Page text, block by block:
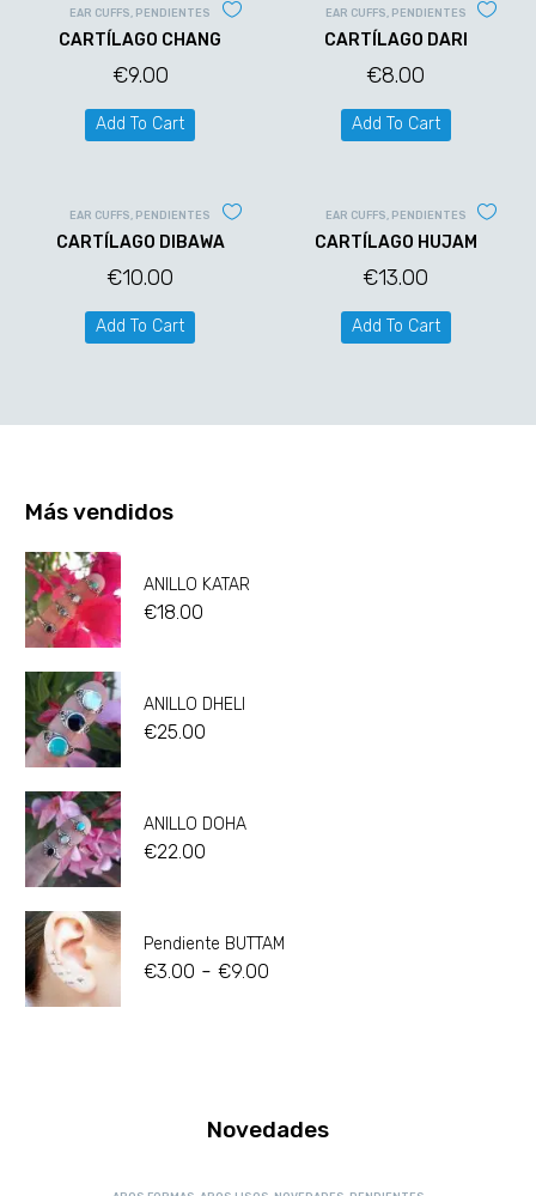
EAR CUFFS, PENDIENTES
CARTÍLAGO CHANG
€9.00
Add To Cart
EAR CUFFS, PENDIENTES
CARTÍLAGO DARI
€8.00
Add To Cart
EAR CUFFS, PENDIENTES
CARTÍLAGO DIBAWA
€10.00
Add To Cart
EAR CUFFS, PENDIENTES
CARTÍLAGO HUJAM
€13.00
Add To Cart
Más vendidos
ANILLO KATAR
€18.00
ANILLO DHELI
€25.00
ANILLO DOHA
€22.00
Pendiente BUTTAM
€3.00 - €9.00
Novedades